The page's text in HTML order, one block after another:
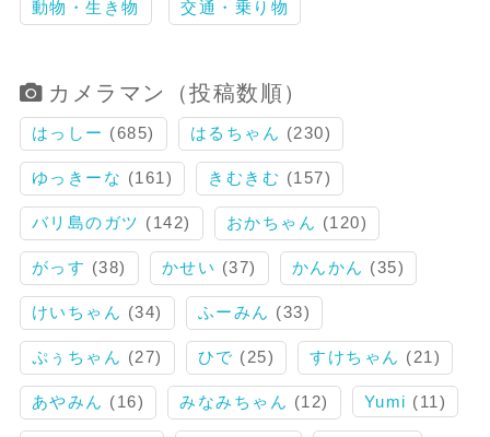
動物・生き物 交通・乗り物
カメラマン（投稿数順）
はっしー (685) はるちゃん (230)
ゆっきーな (161) きむきむ (157)
バリ島のガツ (142) おかちゃん (120)
がっす (38) かせい (37) かんかん (35)
けいちゃん (34) ふーみん (33)
ぷぅちゃん (27) ひで (25) すけちゃん (21)
あやみん (16) みなみちゃん (12) Yumi (11)